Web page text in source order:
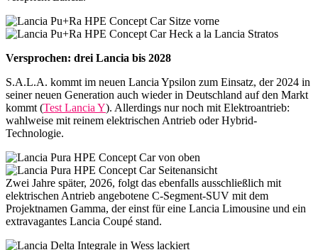
Versprochen: drei Lancia bis 2028
S.A.L.A. kommt im neuen Lancia Ypsilon zum Einsatz, der 2024 in
seiner neuen Generation auch wieder in Deutschland auf den Markt
kommt (Test Lancia Y). Allerdings nur noch mit Elektroantrieb:
wahlweise mit reinem elektrischen Antrieb oder Hybrid-
Technologie.
Zwei Jahre später, 2026, folgt das ebenfalls ausschließlich mit
elektrischen Antrieb angebotene C-Segment-SUV mit dem
Projektnamen Gamma, der einst für eine Lancia Limousine und ein
extravagantes Lancia Coupé stand.